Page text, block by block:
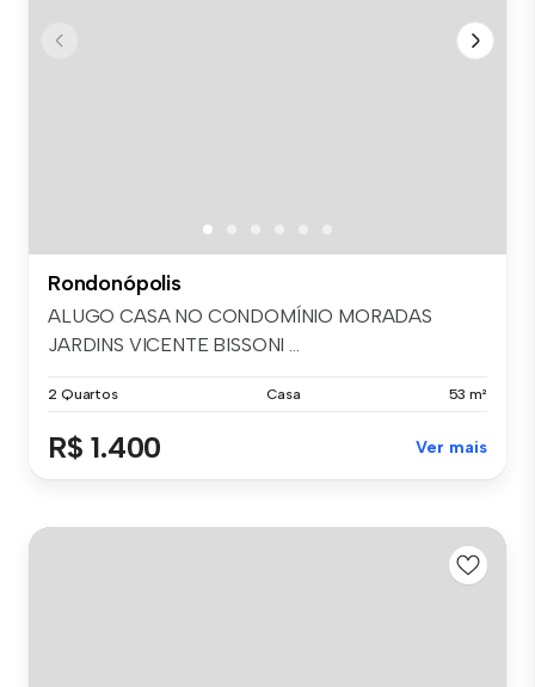
Rondonópolis
ALUGO CASA NO CONDOMÍNIO MORADAS
JARDINS VICENTE BISSONI ...
2 Quartos Casa 53 m²
R$ 1.400 Ver mais